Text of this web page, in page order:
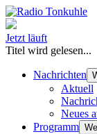
Jetzt läuft
Titel wird gelesen...
Nachrichten
Aktuell
Neues
Programm